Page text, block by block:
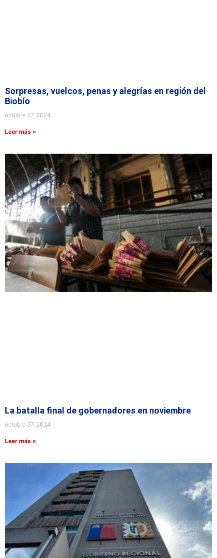
Sorpresas, vuelcos, penas y alegrías en región del
Biobío
octubre 27, 2024
Leer más »
La batalla final de gobernadores en noviembre
octubre 27, 2024
Leer más »